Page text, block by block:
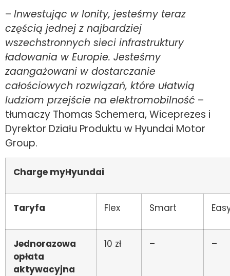
– Inwestując w Ionity, jesteśmy teraz
częścią jednej z najbardziej
wszechstronnych sieci infrastruktury
ładowania w Europie. Jesteśmy
zaangażowani w dostarczanie
całościowych rozwiązań, które ułatwią
ludziom przejście na elektromobilność –
tłumaczy Thomas Schemera, Wiceprezes i
Dyrektor Działu Produktu w Hyundai Motor
Group.
Charge myHyundai
Taryfa Flex Smart
Jednorazowa
opłata
aktywacyjna
10 zł – –